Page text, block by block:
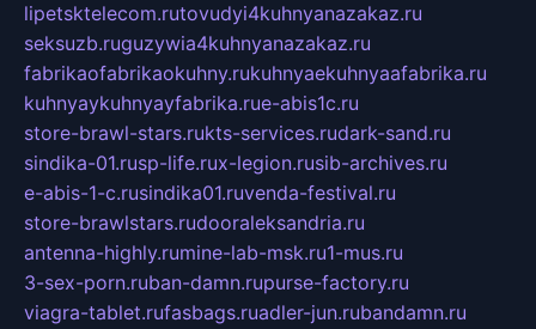
lipetsktelecom.rutovudyi4kuhnyanazakaz.ru
seksuzb.ruguzywia4kuhnyanazakaz.ru
fabrikaofabrikaokuhny.rukuhnyaekuhnyaafabrika.ru
kuhnyaykuhnyayfabrika.rue-abis1c.ru
store-brawl-stars.rukts-services.rudark-sand.ru
sindika-01.rusp-life.rux-legion.rusib-archives.ru
e-abis-1-c.rusindika01.ruvenda-festival.ru
store-brawlstars.rudooraleksandria.ru
antenna-highly.rumine-lab-msk.ru1-mus.ru
3-sex-porn.ruban-damn.rupurse-factory.ru
viagra-tablet.rufasbags.ruadler-jun.rubandamn.ru